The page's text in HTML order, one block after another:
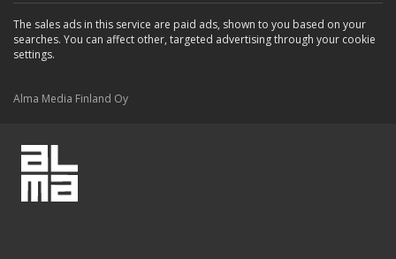
The sales ads in this service are paid ads, shown to you based on your
searches. You can affect other, targeted advertising through your cookie
settings.
Alma Media Finland Oy